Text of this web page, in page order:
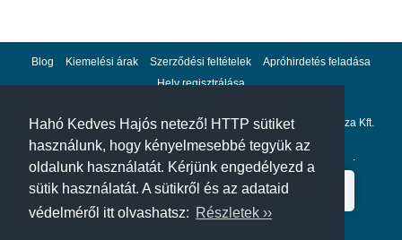
Hahó Kedves Hajós netező! HTTP sütiket
használunk, hogy kényelmesebbé tegyük az
oldalunk használatát. Kérjünk engedélyezd a
sütik használatát. A sütikről és az adataid
védelméről itt olvashatsz: Részletek ››
Blog Kiemelési árak Szerződési feltételek
Apróhirdetés feladása
Hely regisztrálása
Adatvédelem Impresszum A hahohajo.hu kiadója a GlobalPlaza Kft.
A hahohajo.hu online bankkártyás fizetési partnere az .